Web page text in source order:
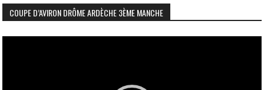
COUPE D’AVIRON DRÔME ARDÈCHE 3ÈME MANCHE